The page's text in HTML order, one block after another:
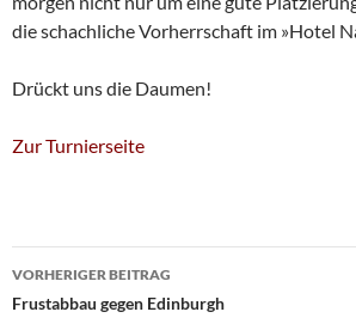
die schachliche Vorherrschaft im »Hotel
Drückt uns die Daumen!
Zur Turnierseite
Beitragsnavigation
VORHERIGER BEITRAG
Frustabbau gegen Edinburgh